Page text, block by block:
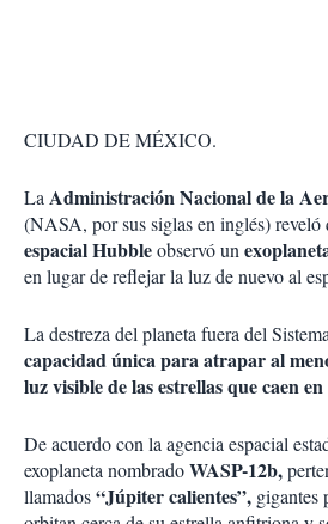
CIUDAD DE MÉXICO.
LaAdministración Nacional de la
(NASA, por sus siglas en inglés) reveló
espacial Hubbleobservó un
en lugar de reflejar la luz de nuevo al
La destreza del planeta fuera del
capacidad única para atrapar al
luz visible de las estrellas que caen
De acuerdo con la agencia espacial
exoplaneta nombradoWASP-12b,
llamados“Júpiter calientes”, gigantes